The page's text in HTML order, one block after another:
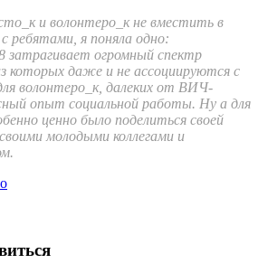
и волонтеро_к не вместить в
ребятами, я поняла одно:
затрагивает огромный спектр
которых даже и не ассоциируются с
волонтеро_к, далеких от ВИЧ-
опыт социальной работы. Ну а для
ценно было поделиться своей
молодыми коллегами и